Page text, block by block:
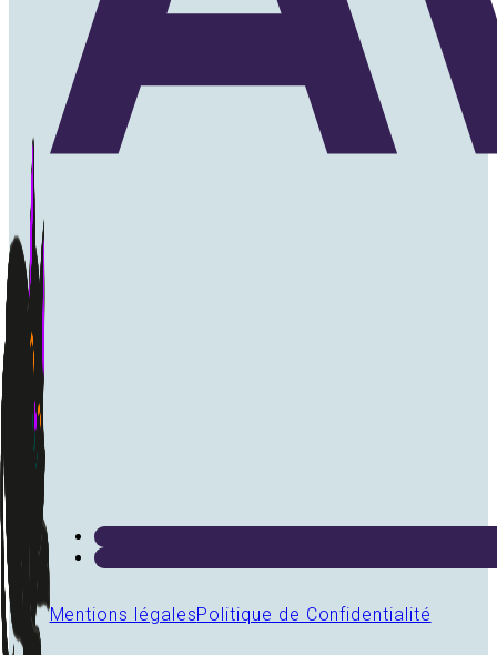
Mentions légalesPolitique de Confidentialité